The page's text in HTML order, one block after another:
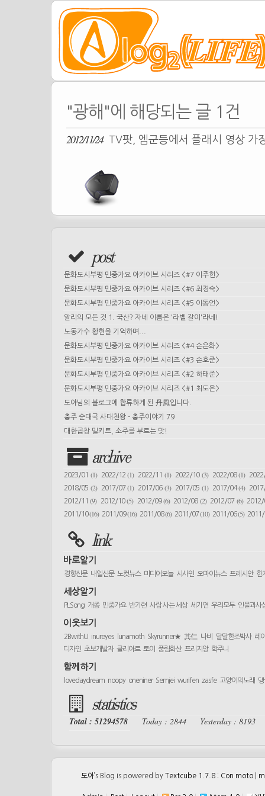
"광해"에 해당되는 글 1건
2012/11/24 TV팟, 엠군등에서 플래시 영상 가
post
문화도시부평 민중가요 아카이브 시리즈 <#7 이주헌>
문화도시부평 민중가요 아카이브 시리즈 <#6 최경숙>
문화도시부평 민중가요 아카이브 시리즈 <#5 이동언>
알리의 모든 것 1. 국산? 자네 이름은 '라벨 갈이'라네!
노동가수 황현을 기억하며...
문화도시부평 민중가요 아카이브 시리즈 <#4 손은화>
문화도시부평 민중가요 아카이브 시리즈 <#3 손호준>
문화도시부평 민중가요 아카이브 시리즈 <#2 하태준>
문화도시부평 민중가요 아카이브 시리즈 <#1 최도은>
도아님의 블로그에 합류하게 된 丹風입니다.
충주 순대국 사대천왕 - 충주이야기 79
대한곱창 밀키트, 소주를 부르는 맛!
archive
2023/01 (1) 2022/12(1) 2022/11(1) 2022/10 (3) 2022/08(1)
2018/05 (2) 2017/07(1) 2017/06(3) 2017/05 (1) 2017/04(4)
2012/11(9) 2012/10(5) 2012/09(6) 2012/08 (2) 2012/07 (6)
2011/10(16) 2011/09(16) 2011/08(6) 2011/07(10) 2011/06(5)
link
바로알기
경향신문 내일신문 노컷뉴스 미디어오늘 시사인 오마이뉴스 프레시안 한
세상알기
PLSong 개종 민중가요 반기련 사람 사는 세상 세기연 우리모두 인물과사
이웃보기
2BwithU inureyes lunamoth Skyrunner★ 其仁 나비 달달한조박사 레
디자인 초보개발자 클리아르 토이 풍림화산 프리지앙 학주니
함께하기
lovedaydream noopy oneniner Semjei wurifen zasfe 고양이의노래
statistics
Total : 51294578 Today : 2844 Yesterday : 8193
도아’s Blog is powered by Textcube 1.7.8 : Con moto